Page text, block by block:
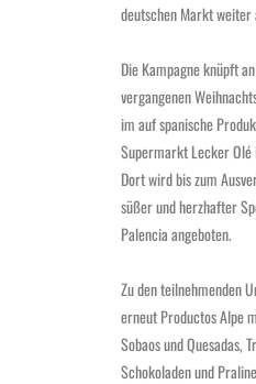
deutschen Markt weiter
Die Kampagne knüpft
vergangenen
im auf spanische
Supermarkt Lecker
Dort wird bis zum
süßer und herzhafter
Palencia angeboten.
Zu den teilnehmenden
erneut Productos Alpe
Sobaos und Quesadas,
Schokoladen und